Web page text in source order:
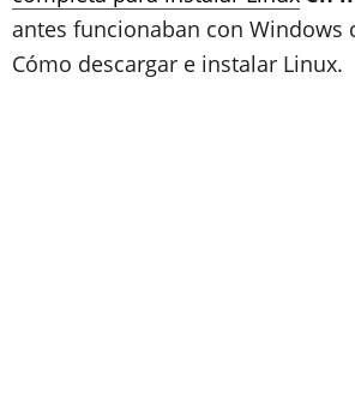
antes funcionaban con Windows
Cómo descargar e instalar Linux.